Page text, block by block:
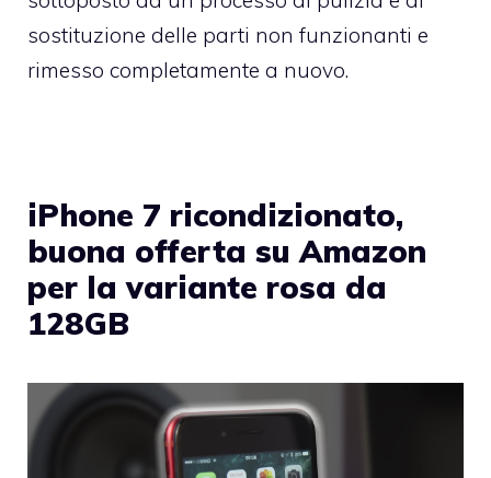
sostituzione delle parti non funzionanti e
rimesso completamente a nuovo.
iPhone 7 ricondizionato,
buona offerta su Amazon
per la variante rosa da
128GB